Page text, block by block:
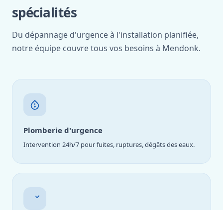
spécialités
Du dépannage d'urgence à l'installation planifiée,
notre équipe couvre tous vos besoins à Mendonk.
Plomberie d'urgence
Intervention 24h/7 pour fuites, ruptures, dégâts des eaux.